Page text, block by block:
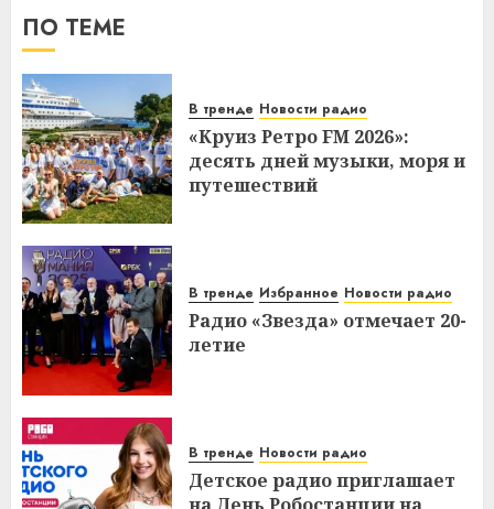
ПО ТЕМЕ
В тренде Новости радио
«Круиз Ретро FM 2026»:
десять дней музыки, моря и
путешествий
В тренде Избранное Новости радио
Радио «Звезда» отмечает 20-
летие
В тренде Новости радио
Детское радио приглашает